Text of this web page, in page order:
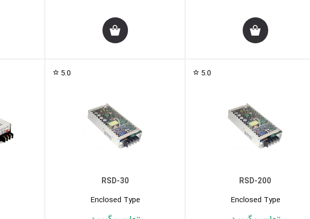
5.0
RSD-200
Enclosed Type
5.0
RSD-30
Enclosed Type